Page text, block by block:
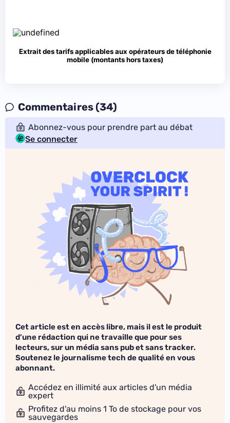
Extrait des tarifs applicables aux opérateurs de téléphonie
mobile (montants hors taxes)
Commentaires (34)
Abonnez-vous pour prendre part au débat
Se connecter
Cet article est en accès libre, mais il est le produit
d'une rédaction qui ne travaille que pour ses
lecteurs, sur un média sans pub et sans tracker.
Soutenez le journalisme tech de qualité en vous
abonnant.
Accédez en illimité aux articles d'un média
expert
Profitez d'au moins 1 To de stockage pour vos
sauvegardes